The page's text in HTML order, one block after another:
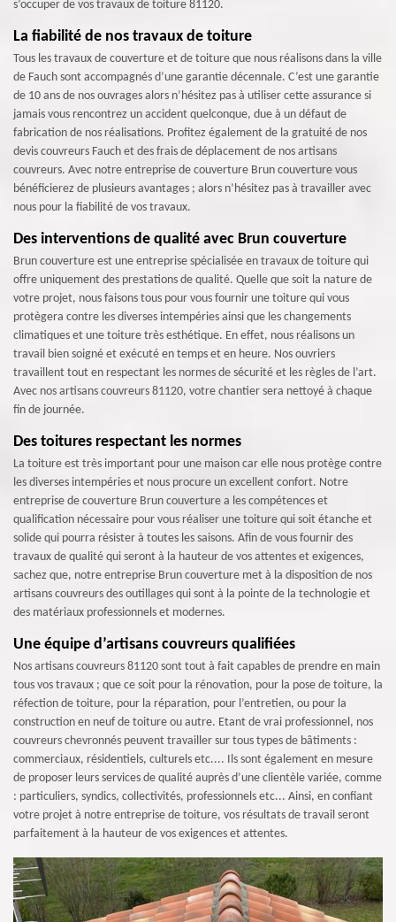
s’occuper de vos travaux de toiture 81120.
La fiabilité de nos travaux de toiture
Tous les travaux de couverture et de toiture que nous réalisons dans la ville
de Fauch sont accompagnés d’une garantie décennale. C’est une garantie
de 10 ans de nos ouvrages alors n’hésitez pas à utiliser cette assurance si
jamais vous rencontrez un accident quelconque, due à un défaut de
fabrication de nos réalisations. Profitez également de la gratuité de nos
devis couvreurs Fauch et des frais de déplacement de nos artisans
couvreurs. Avec notre entreprise de couverture Brun couverture vous
bénéficierez de plusieurs avantages ; alors n’hésitez pas à travailler avec
nous pour la fiabilité de vos travaux.
Des interventions de qualité avec Brun couverture
Brun couverture est une entreprise spécialisée en travaux de toiture qui
offre uniquement des prestations de qualité. Quelle que soit la nature de
votre projet, nous faisons tous pour vous fournir une toiture qui vous
protègera contre les diverses intempéries ainsi que les changements
climatiques et une toiture très esthétique. En effet, nous réalisons un
travail bien soigné et exécuté en temps et en heure. Nos ouvriers
travaillent tout en respectant les normes de sécurité et les règles de l’art.
Avec nos artisans couvreurs 81120, votre chantier sera nettoyé à chaque
fin de journée.
Des toitures respectant les normes
La toiture est très important pour une maison car elle nous protège contre
les diverses intempéries et nous procure un excellent confort. Notre
entreprise de couverture Brun couverture a les compétences et
qualification nécessaire pour vous réaliser une toiture qui soit étanche et
solide qui pourra résister à toutes les saisons. Afin de vous fournir des
travaux de qualité qui seront à la hauteur de vos attentes et exigences,
sachez que, notre entreprise Brun couverture met à la disposition de nos
artisans couvreurs des outillages qui sont à la pointe de la technologie et
des matériaux professionnels et modernes.
Une équipe d’artisans couvreurs qualifiées
Nos artisans couvreurs 81120 sont tout à fait capables de prendre en main
tous vos travaux ; que ce soit pour la rénovation, pour la pose de toiture, la
réfection de toiture, pour la réparation, pour l’entretien, ou pour la
construction en neuf de toiture ou autre. Etant de vrai professionnel, nos
couvreurs chevronnés peuvent travailler sur tous types de bâtiments :
commerciaux, résidentiels, culturels etc.... Ils sont également en mesure
de proposer leurs services de qualité auprès d’une clientèle variée, comme
: particuliers, syndics, collectivités, professionnels etc... Ainsi, en confiant
votre projet à notre entreprise de toiture, vos résultats de travail seront
parfaitement à la hauteur de vos exigences et attentes.